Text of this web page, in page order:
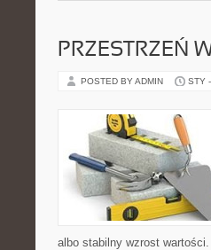
PRZESTRZEŃ
POSTED BY ADMIN STY
albo stabilny wzrost